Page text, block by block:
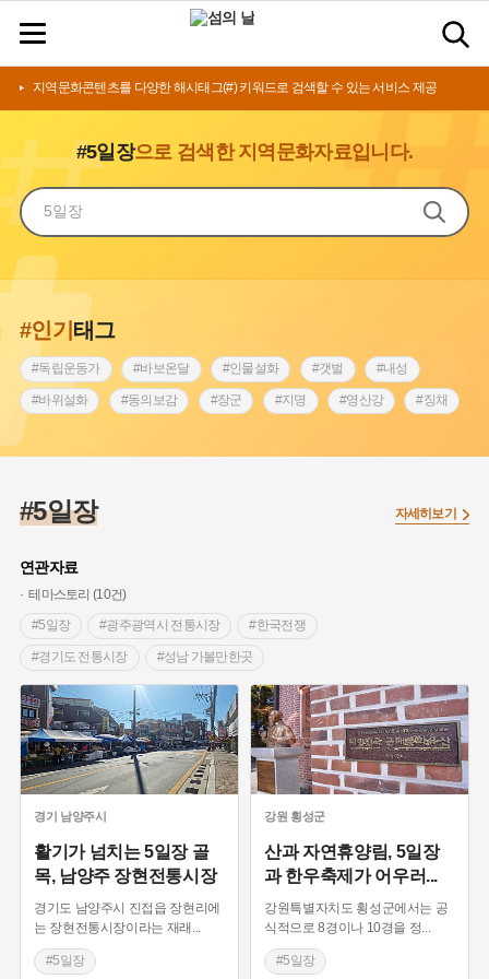
지역문화콘텐츠를 다양한 해시태그(#) 키워드로 검색할 수 있는 서비스 제공
#5일장으로 검색한 지역문화자료입니다.
#인기태그
#독립운동가 #바보온달 #인물설화 #갯벌 #내성
#바위설화 #동의보감 #장군 #지명 #영산강 #징채
#인천 #외성 #낙성대
#황해도
#조선역사 #대한애국부인회
#왕건 #전라남도 지명유래 #목민관
#온라인 생활사박물관 #강동구
#여성독립운동가 #조선시대 문신 #3.1운동 #애민
#김마리아 #여성 독립운동가 #28독립선언 #온달
#문화유산 #노원구 #마을 #전설 #박물관
#경기도설화 #강서구 #공예품 #원호원두표묘역 #용인
#지명유래 #대한민국임시정부
#용인의 전설 #끈기 #산성 #동화 #생활용품
#의병활동 #영산포 #수령 #부산 #항일투쟁
#남자현
#5일장
연관자료
테마스토리 (10건)
#5일장
#광주광역시 전통시장 #한국전쟁
#경기도 전통시장 #성남 가볼만한곳
#예능프로그램과 시장 #유네스코 등재유산
#남한산성 #병자호란 #옛길 #세계문화유산
#보부상 #영암 가볼만한곳 #전라남도 전통시장
#이색음식 #제천 가볼만한곳 #시장 맛집
#횡성 가볼만한곳 #경관이 아름다운 곳
#웰니스관광 #태백 #강원도 전통시장
#강원도 별미 #드라마 촬영지 #정선 5일장
#관광열차 #아리랑열차 #아리랑시장
#고추장 #테마거리
자세히보기
경기 남양주시
활기가 넘치는 5일장 골
목, 남양주 장현전통시장
경기도 남양주시 진접읍 장현리에
는 장현전통시장이라는 재래
#5일장
강원 횡성군
산과 자연휴양림, 5일장
과 한우축제가 어우러...
강원특별자치도 횡성군에서는 공
식적으로 8경이나 10경을 정
#5일장